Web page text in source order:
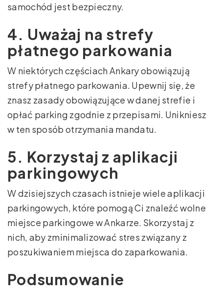
samochód jest bezpieczny.
4. Uważaj na strefy
płatnego parkowania
W niektórych częściach Ankary obowiązują
strefy płatnego parkowania. Upewnij się, że
znasz zasady obowiązujące w danej strefie i
opłać parking zgodnie z przepisami. Unikniesz
w ten sposób otrzymania mandatu.
5. Korzystaj z aplikacji
parkingowych
W dzisiejszych czasach istnieje wiele aplikacji
parkingowych, które pomogą Ci znaleźć wolne
miejsce parkingowe w Ankarze. Skorzystaj z
nich, aby zminimalizować stres związany z
poszukiwaniem miejsca do zaparkowania.
Podsumowanie